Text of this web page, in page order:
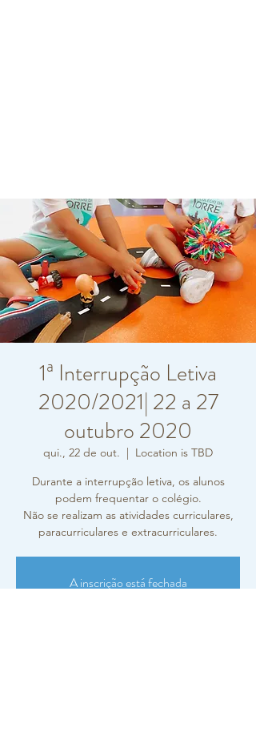
1ª Interrupção Letiva
2020/2021| 22 a 27
outubro 2020
qui., 22 de out.
  |
Location is TBD
Durante a interrupção letiva, os alunos
podem frequentar o colégio.
Não se realizam as atividades curriculares,
paracurriculares e extracurriculares.
A inscrição está fechada